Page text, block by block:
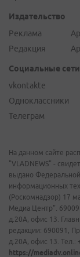
Издательство
Реклама
Редакция
Социальные сети
vkontakte
Одноклассники
Телеграм
На данном сайте
"VLADNEWS" -
выдано
информационных
(Роскомнадзор) 17
Медиа Центр".
д.20А, офис 13.
редакции: 690091,
д.20А, офис 13. Тел.:
https://